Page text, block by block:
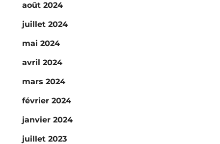
août 2024
juillet 2024
mai 2024
avril 2024
mars 2024
février 2024
janvier 2024
juillet 2023